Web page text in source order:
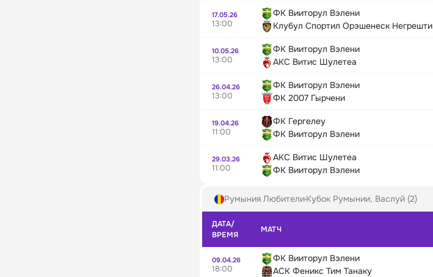
17.05.26
13:00
ФК Вииторул Вэлени
Клубул Спортил Орэшенеск Негрешти
10.05.26
13:00
ФК Вииторул Вэлени
АКС Витис Шулетеа
26.04.26
13:00
ФК Вииторул Вэлени
ФК 2007 Гырчени
19.04.26
11:00
ФК Гергелеу
ФК Вииторул Вэлени
29.03.26
11:00
АКС Витис Шулетеа
ФК Вииторул Вэлени
Румыния ЛюбителиКубок Румынии, Васлуй (2)
ДАТА/
ВРЕМЯ
МАТЧ
09.04.26
18:00
ФК Вииторул Вэлени
АСК Феникс Тим Танаку